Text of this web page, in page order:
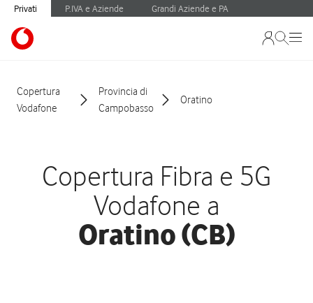
Privati P.IVA e Aziende Grandi Aziende e PA
Copertura
Vodafone
Provincia di
Campobasso
Oratino
Copertura Fibra e 5G
Vodafone a
Oratino (CB)